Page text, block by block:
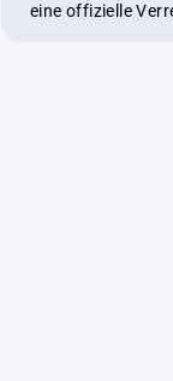
eine offizielle